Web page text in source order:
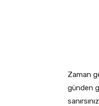
Zaman
günden